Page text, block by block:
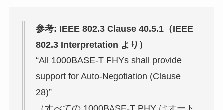
参考: IEEE 802.3 Clause 40.5.1（IEEE
802.3 Interpretation より）
“All 1000BASE-T PHYs shall provide
support for Auto-Negotiation (Clause
28)”
（すべての 1000BASE-T PHY はオート